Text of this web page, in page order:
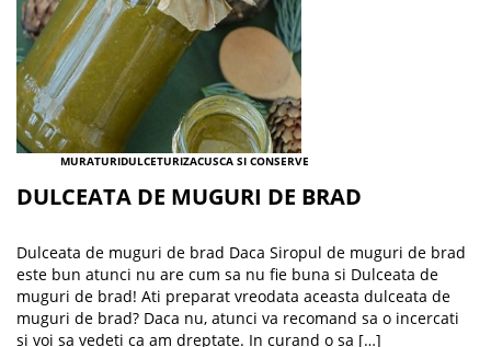
MURATURIDULCETURIZACUSCA SI CONSERVE
DULCEATA DE MUGURI DE BRAD
Dulceata de muguri de brad Daca Siropul de muguri de brad
este bun atunci nu are cum sa nu fie buna si Dulceata de
muguri de brad! Ati preparat vreodata aceasta dulceata de
muguri de brad? Daca nu, atunci va recomand sa o incercati
si voi sa vedeti ca am dreptate. In curand o sa […]